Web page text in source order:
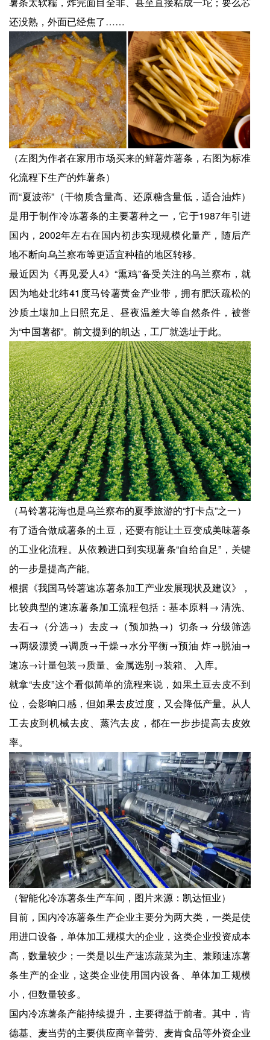
还没熟，外面已经焦了……
（左图为作者在家用市场买来的鲜薯炸薯条，右图为标准
化流程下生产的炸薯条）
而“夏波蒂”（干物质含量高、还原糖含量低，适合油炸）
是用于制作冷冻薯条的主要薯种之一，它于1987年引进
国内，2002年左右在国内初步实现规模化量产，随后产
地不断向乌兰察布等更适宜种植的地区转移。
最近因为《再见爱人4》“熏鸡”备受关注的乌兰察布，就
因为地处北纬41度马铃薯黄金产业带，拥有肥沃疏松的
沙质土壤加上日照充足、昼夜温差大等自然条件，被誉
为“中国薯都”。前文提到的凯达，工厂就选址于此。
（马铃薯花海也是乌兰察布的夏季旅游的“打卡点”之一）
有了适合做成薯条的土豆，还要有能让土豆变成美味薯条
的工业化流程。从依赖进口到实现薯条“自给自足”，关键
的一步是提高产能。
根据《我国马铃薯速冻薯条加工产业发展现状及建议》，
比较典型的速冻薯条加工流程包括：基本原料→ 清洗、
去石→（分选→）去皮→（预加热→）切条→ 分级筛选
→两级漂烫→调质→干燥→水分平衡→预油 炸→脱油→
速冻→计量包装→质量、金属选别→装箱、 入库。
就拿“去皮”这个看似简单的流程来说，如果土豆去皮不到
位，会影响口感，但如果去皮过度，又会降低产量。从人
工去皮到机械去皮、蒸汽去皮，都在一步步提高去皮效
率。
（智能化冷冻薯条生产车间，图片来源：凯达恒业）
目前，国内冷冻薯条生产企业主要分为两大类，一类是使
用进口设备，单体加工规模大的企业，这类企业投资成本
高，数量较少；一类是以生产速冻蔬菜为主、兼顾速冻薯
条生产的企业，这类企业使用国内设备、单体加工规模
小，但数量较多。
国内冷冻薯条产能持续提升，主要得益于前者。其中，肯
德基、麦当劳的主要供应商辛普劳、麦肯食品等外资企业